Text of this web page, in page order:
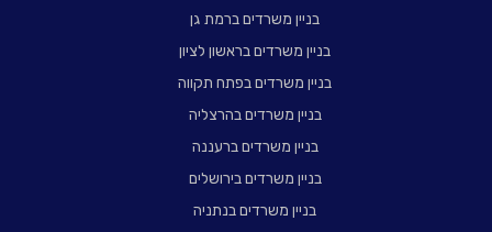
בניין משרדים ברמת גן
בניין משרדים בראשון לציון
בניין משרדים בפתח תקווה
בניין משרדים בהרצליה
בניין משרדים ברעננה
בניין משרדים בירושלים
בניין משרדים בנתניה